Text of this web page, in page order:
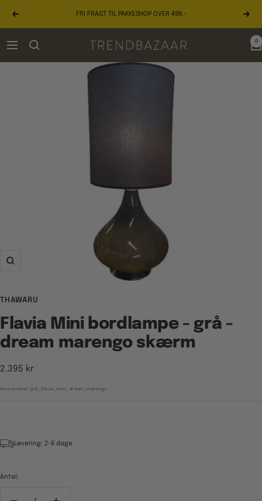
Forrige FRI FRAGT TIL PAKKESHOP OVER 499,-
Navigation TRENDBAZAAR
0
Zoom
THAWARU
Flavia Mini bordlampe - grå -
dream marengo skærm
Tilbudspris
2.395 kr
Varenummer:grå_flavia_mini_dream_marengo
Levering: 2-6 dage
Antal: